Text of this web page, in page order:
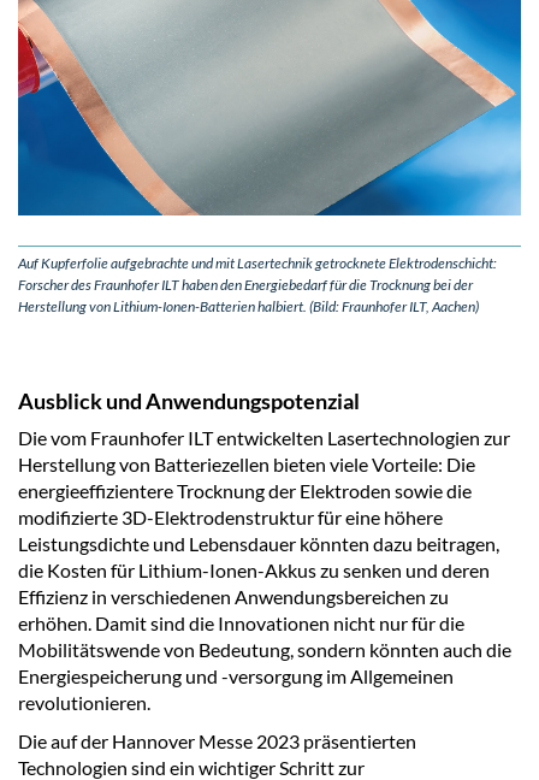
Auf Kupferfolie aufgebrachte und mit Lasertechnik getrocknete Elektrodenschicht:
Forscher des Fraunhofer ILT haben den Energiebedarf für die Trocknung bei der
Herstellung von Lithium-Ionen-Batterien halbiert. (Bild: Fraunhofer ILT, Aachen)
Ausblick und Anwendungspotenzial
Die vom Fraunhofer ILT entwickelten Lasertechnologien zur
Herstellung von Batteriezellen bieten viele Vorteile: Die
energieeffizientere Trocknung der Elektroden sowie die
modifizierte 3D-Elektrodenstruktur für eine höhere
Leistungsdichte und Lebensdauer könnten dazu beitragen,
die Kosten für Lithium-Ionen-Akkus zu senken und deren
Effizienz in verschiedenen Anwendungsbereichen zu
erhöhen. Damit sind die Innovationen nicht nur für die
Mobilitätswende von Bedeutung, sondern könnten auch die
Energiespeicherung und -versorgung im Allgemeinen
revolutionieren.
Die auf der Hannover Messe 2023 präsentierten
Technologien sind ein wichtiger Schritt zur